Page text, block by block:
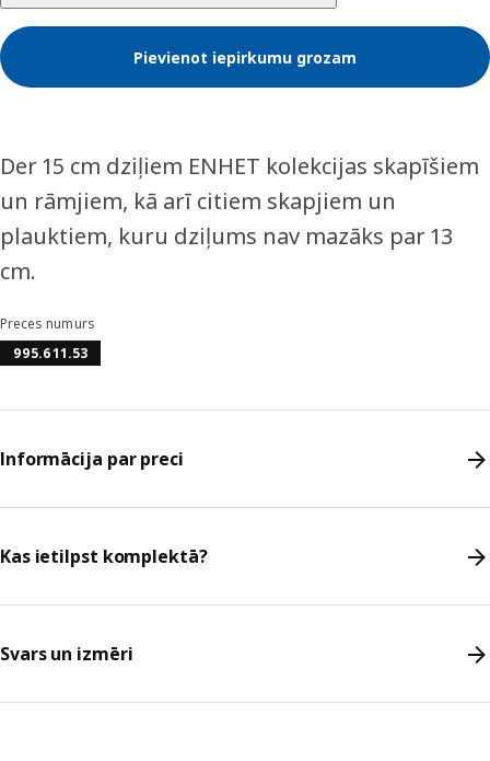
Pievienot iepirkumu grozam
Der 15 cm dziļiem ENHET kolekcijas skapīšiem
un rāmjiem, kā arī citiem skapjiem un
plauktiem, kuru dziļums nav mazāks par 13
cm.
Preces numurs
995.611.53
Informācija par preci
Kas ietilpst komplektā?
Svars un izmēri